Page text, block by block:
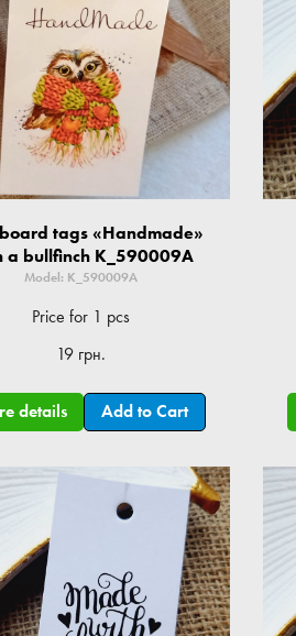
tags «Handmade»
a bullfinch K_590009A
Model: K_590009A
Price for 1 pcs
19 грн.
details Add to Cart